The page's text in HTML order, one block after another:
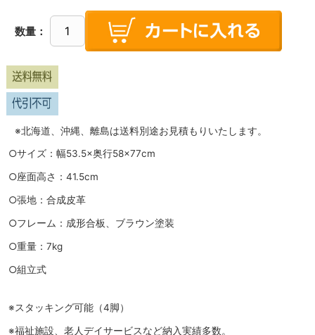
数量：
※北海道、沖縄、離島は送料別途お見積もりいたします。
○サイズ：幅53.5×奥行58×77cm
○座面高さ：41.5cm
○張地：合成皮革
○フレーム：成形合板、ブラウン塗装
○重量：7kg
○組立式
※スタッキング可能（4脚）
※福祉施設、老人デイサービスなど納入実績多数。